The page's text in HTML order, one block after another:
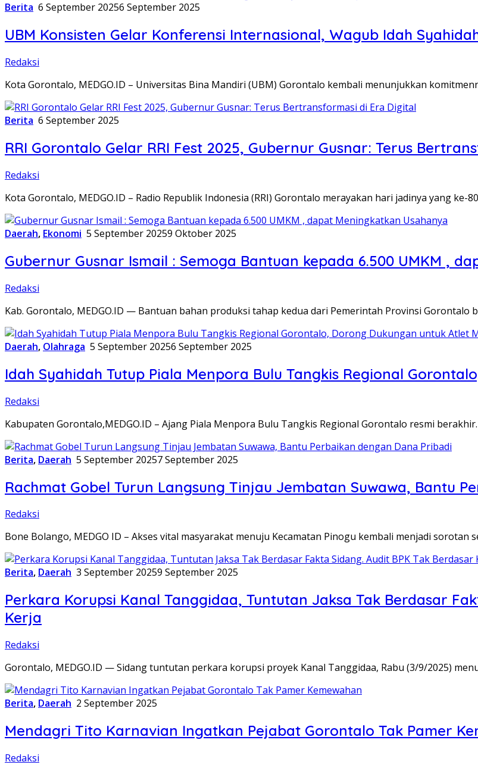
Berita 6 September 20256 September 2025
UBM Konsisten Gelar Konferensi Internasional, Wagub Idah
Redaksi
Kota Gorontalo, MEDGO.ID – Universitas Bina Mandiri (UBM) Gorontalo kembali menunjukkan
Berita 6 September 2025
RRI Gorontalo Gelar RRI Fest 2025, Gubernur Gusnar: Terus
Redaksi
Kota Gorontalo, MEDGO.ID – Radio Republik Indonesia (RRI) Gorontalo merayakan hari jadinya yang ke-
Daerah, Ekonomi 5 September 20259 Oktober 2025
Gubernur Gusnar Ismail : Semoga Bantuan kepada 6.500 UMKM ,
Redaksi
Kab. Gorontalo, MEDGO.ID — Bantuan bahan produksi tahap kedua dari Pemerintah Provinsi Gorontalo
Daerah, Olahraga 5 September 20256 September 2025
Idah Syahidah Tutup Piala Menpora Bulu Tangkis Regional
Redaksi
Kabupaten Gorontalo,MEDGO.ID – Ajang Piala Menpora Bulu Tangkis Regional Gorontalo resmi
Berita, Daerah 5 September 20257 September 2025
Rachmat Gobel Turun Langsung Tinjau Jembatan Suwawa, Bantu
Redaksi
Bone Bolango, MEDGO ID – Akses vital masyarakat menuju Kecamatan Pinogu kembali menjadi sorotan
Berita, Daerah 3 September 20259 September 2025
Perkara Korupsi Kanal Tanggidaa, Tuntutan Jaksa Tak Berdasar
Kerja
Redaksi
Gorontalo, MEDGO.ID — Sidang tuntutan perkara korupsi proyek Kanal Tanggidaa, Rabu (3/9/2025)
Berita, Daerah 2 September 2025
Mendagri Tito Karnavian Ingatkan Pejabat Gorontalo Tak Pamer
Redaksi